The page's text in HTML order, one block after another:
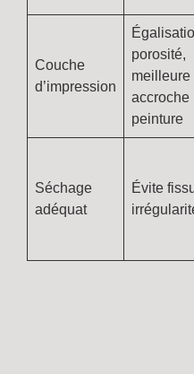
Couche
d’impression
porosité,
meilleure
accroche
peinture
Séchage
adéquat
Évite